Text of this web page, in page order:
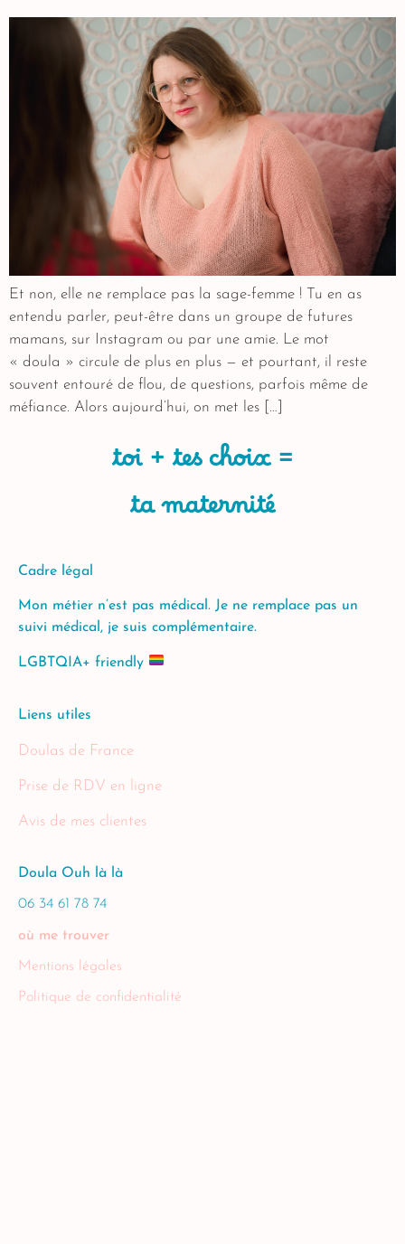
Et non, elle ne remplace pas la sage-femme ! Tu en as
entendu parler, peut-être dans un groupe de futures
mamans, sur Instagram ou par une amie. Le mot
« doula » circule de plus en plus — et pourtant, il reste
souvent entouré de flou, de questions, parfois même de
méfiance. Alors aujourd’hui, on met les […]
toi + tes choix =
ta maternité
Cadre légal
Mon métier n’est pas médical. Je ne remplace pas un
suivi médical, je suis complémentaire.
LGBTQIA+ friendly
Liens utiles
Doulas de France
Prise de RDV en ligne
Avis de mes clientes
Doula Ouh là là
06 34 61 78 74
où me trouver
Mentions légales
Politique de confidentialité